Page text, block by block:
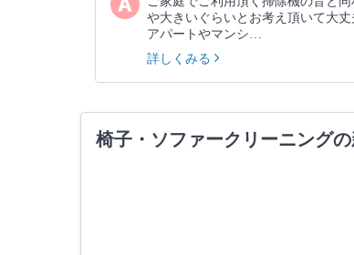
や大きいぐらいとお考え頂いて大丈
アパートやマンシ…
詳しくみる
椅子・ソファークリーニングの